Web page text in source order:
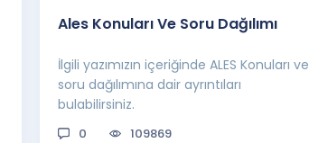
Ales Konuları Ve Soru Dağılımı
İlgili yazımızın içeriğinde ALES Konuları ve
soru dağılımına dair ayrıntıları
bulabilirsiniz.
0 109869